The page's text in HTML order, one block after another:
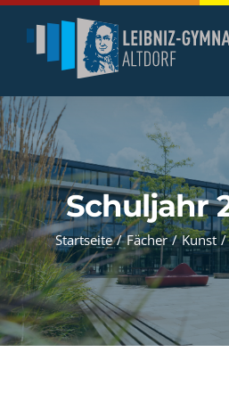
Inhalt
Schuljahr
Startseite / Fächer / Kunst /